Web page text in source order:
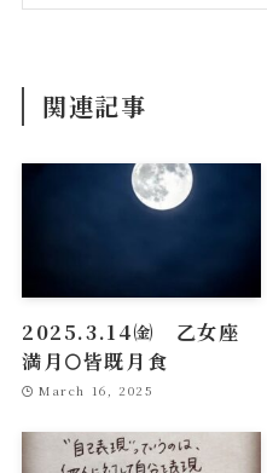
関連記事
2025.3.14㈮ 乙女座
満月🌕皆既月食
March 16, 2025